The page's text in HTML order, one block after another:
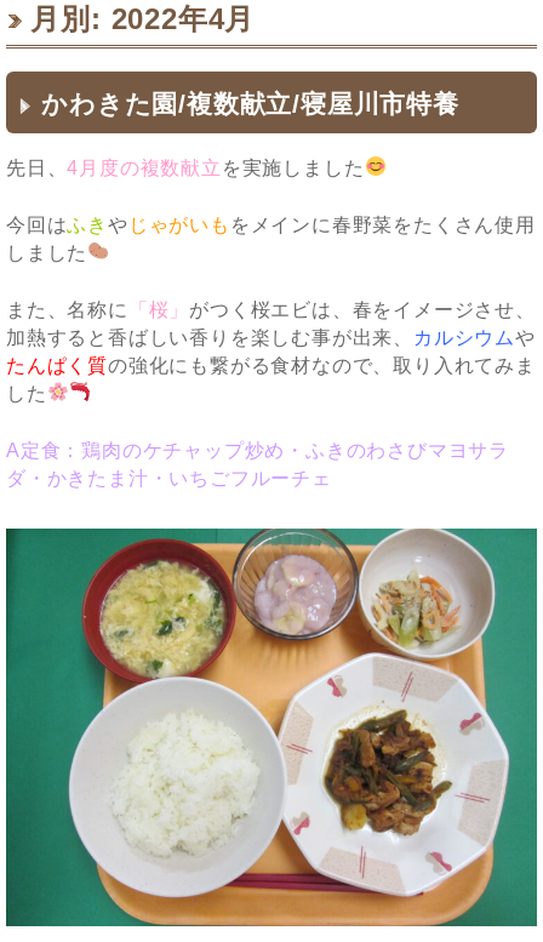
月別: 2022年4月
かわきた園/複数献立/寝屋川市特養
先日、4月度の複数献立 を実施しました
今回はふきや じゃがいも をメインに春野菜をたくさん使用
しました
また、名称に 「桜」 がつく桜エビは、春をイメージさせ、
加熱すると香ばしい香りを楽しむ事が出来、
カルシウムや
たんぱく質の強化にも繋がる食材なので、取り入れてみま
した
A定食：鶏肉のケチャップ炒め・ふきのわさびマヨサラ
ダ・かきたま汁・いちごフルーチェ